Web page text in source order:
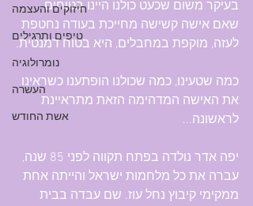
חיזוקים והעצמה
טיפים ותרגילים
נומרולוגיה
העשרה
אשת החודש
בעיקר משום שכעט כולנו היינו בטוחים
שאם אישה קשישה מחייכת בעודה נחטפת
לעזה, מוקפת במחבלים, היא בטוח דמנטית.
כמה שטעינו, כמה שכולנו הופתענו כשראינו
את האישה המדהימה הזאת מתראיינת
לראשונה...
יפה אדר נולדה בפתח תקווה לפני 85 שנה,
עברה את כל מלחמות ישראל והייתה אחת
ממקימי קיבוץ נחל עוז. שם עבדה בבית